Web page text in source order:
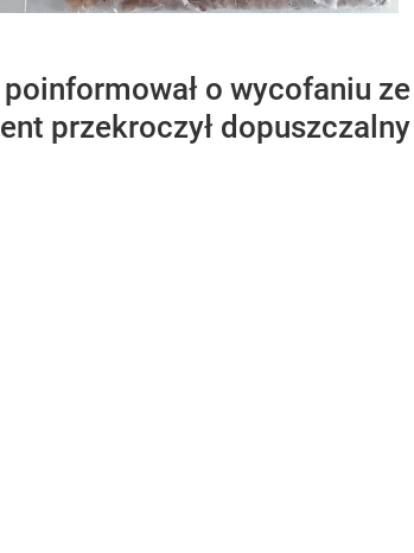
o wycofaniu
przekroczył